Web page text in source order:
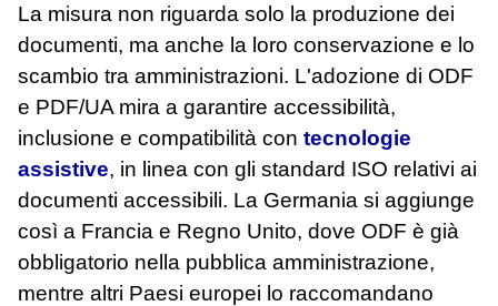
La misura non riguarda solo la produzione dei
documenti, ma anche la loro conservazione e lo
scambio tra amministrazioni. L'adozione di ODF
e PDF/UA mira a garantire accessibilità,
inclusione e compatibilità con tecnologie
assistive, in linea con gli standard ISO relativi ai
documenti accessibili. La Germania si aggiunge
così a Francia e Regno Unito, dove ODF è già
obbligatorio nella pubblica amministrazione,
mentre altri Paesi europei lo raccomandano